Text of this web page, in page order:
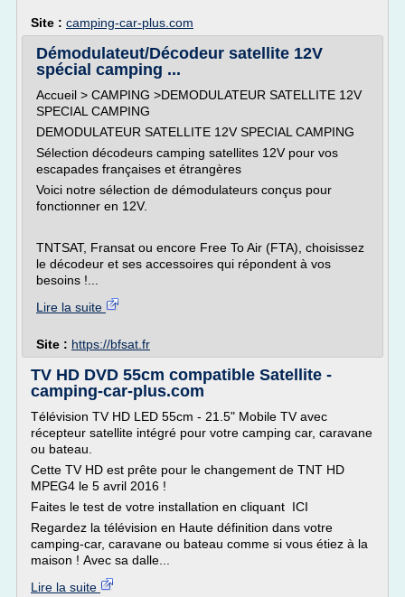
Site : camping-car-plus.com
Démodulateut/Décodeur satellite 12V
spécial camping ...
Accueil > CAMPING >DEMODULATEUR SATELLITE 12V
SPECIAL CAMPING
DEMODULATEUR SATELLITE 12V SPECIAL CAMPING
Sélection décodeurs camping satellites 12V pour vos
escapades françaises et étrangères
Voici notre sélection de démodulateurs conçus pour
fonctionner en 12V.
TNTSAT, Fransat ou encore Free To Air (FTA), choisissez
le décodeur et ses accessoires qui répondent à vos
besoins !...
Lire la suite
Site : https://bfsat.fr
TV HD DVD 55cm compatible Satellite -
camping-car-plus.com
Télévision TV HD LED 55cm - 21.5" Mobile TV avec
récepteur satellite intégré pour votre camping car, caravane
ou bateau.
Cette TV HD est prête pour le changement de TNT HD
MPEG4 le 5 avril 2016 !
Faites le test de votre installation en cliquant ICI
Regardez la télévision en Haute définition dans votre
camping-car, caravane ou bateau comme si vous étiez à la
maison ! Avec sa dalle...
Lire la suite